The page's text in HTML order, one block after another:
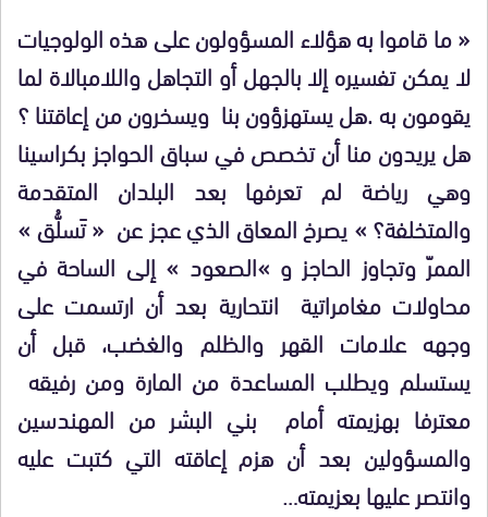
« ما قاموا به هؤلاء المسؤولون على هذه الولوجيات
لا يمكن تفسيره إلا بالجهل أو التجاهل واللامبالاة لما
يقومون به .هل يستهزؤون بنا ويسخرون من إعاقتنا ؟
هل يريدون منا أن تخصص في سباق الحواجز بكراسينا
وهي رياضة لم تعرفها بعد البلدان المتقدمة
والمتخلفة؟ » يصرخ المعاق الذي عجز عن « تَسلُّق »
الممرّ وتجاوز الحاجز و »الصعود » إلى الساحة في
محاولات مغامراتية انتحارية بعد أن ارتسمت على
وجهه علامات القهر والظلم والغضب، قبل أن
يستسلم ويطلب المساعدة من المارة ومن رفيقه
معترفا بهزيمته أمام بني البشر من المهندسين
والمسؤولين بعد أن هزم إعاقته التي كتبت عليه
وانتصر عليها بعزيمته…